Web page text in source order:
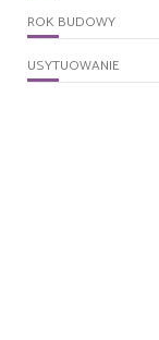
ROK BUDOWY
USYTUOWANIE